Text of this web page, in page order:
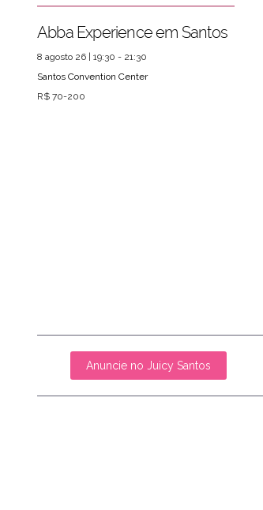
Abba Experience em Santos
8 agosto 26 | 19:30 - 21:30
Santos Convention Center
R$ 70-200
Anuncie no Juicy Santos